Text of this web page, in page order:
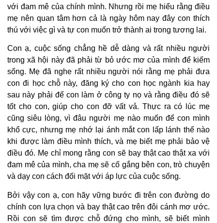
với đam mê của chính mình. Nhưng rồi mẹ hiểu rằng điều
mẹ nên quan tâm hơn cả là ngày hôm nay đây con thích
thú với việc gì và tự con muốn trở thành ai trong tương lai.
Con ạ, cuộc sống chẳng hề dễ dàng và rất nhiều người
trong xã hội này đã phải từ bỏ ước mơ của mình để kiếm
sống. Mẹ đã nghe rất nhiều người nói rằng mẹ phải đưa
con đi học chỗ này, đăng ký cho con học ngành kia hay
sau này phải để con làm ở công ty nọ và rằng điều đó sẽ
tốt cho con, giúp cho con đỡ vất vả. Thực ra có lúc mẹ
cũng siêu lòng, vì đâu người mẹ nào muốn để con mình
khổ cực, nhưng mẹ nhớ lại ánh mắt con lấp lánh thế nào
khi được làm điều mình thích, và mẹ biết mẹ phải bảo vệ
điều đó. Mẹ chỉ mong rằng con sẽ bay thật cao thật xa với
đam mê của mình, cha mẹ sẽ cố gắng bên con, trò chuyện
và dạy con cách đối mặt với áp lực của cuộc sống.
Bởi vậy con ạ, con hãy vững bước đi trên con đường do
chính con lựa chọn và bay thật cao trên đôi cánh mơ ước.
Rồi con sẽ tìm được chỗ đứng cho mình, sẽ biết mình